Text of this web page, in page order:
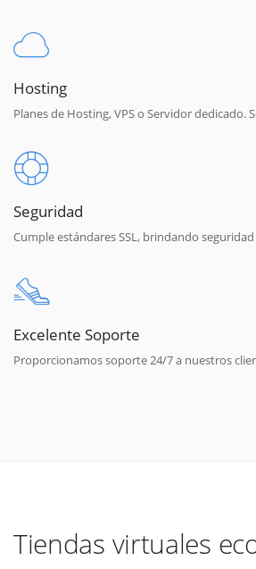
Hosting
Planes de Hosting, VPS o Servidor dedicado.
Seguridad
Cumple estándares SSL, brindando
Excelente Soporte
Proporcionamos soporte 24/7 a nuestros
Tiendas virtuales